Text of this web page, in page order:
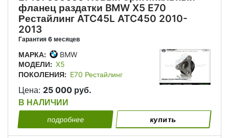
фланец раздатки BMW X5 E70
Рестайлинг ATC45L ATC450 2010-
2013
Гарантия 6 месяцев
МАРКА:
BMW
МОДЕЛИ: X5
ПОКОЛЕНИЯ: E70 Рестайлинг
Цена: 25 000 руб.
В НАЛИЧИИ
подробнее купить